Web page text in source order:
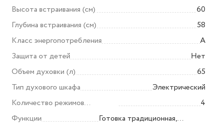
Высота встраивания (см)
60
Глубина встраивания (см)
58
Класс энергопотребления
A
Защита от детей
Нет
Объем духовки (л)
65
Тип духового шкафа
Электрический
Количество режимов
приготовления
4
Функции
Готовка традиционная,